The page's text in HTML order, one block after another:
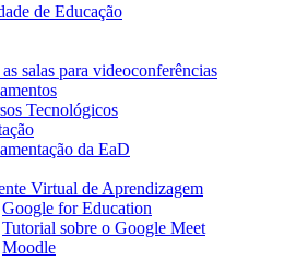
de Educação
salas para videoconferências
Tecnológicos
da EaD
Virtual de Aprendizagem
Google for Education
Tutorial sobre o Google Meet
Moodle